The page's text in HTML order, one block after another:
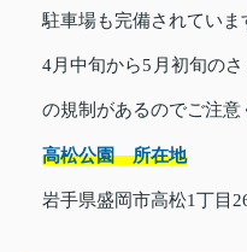
駐車場も完備されていま
4月中旬から5月初旬の
の規制があるのでご注意
高松公園 所在地
岩手県盛岡市高松1丁目